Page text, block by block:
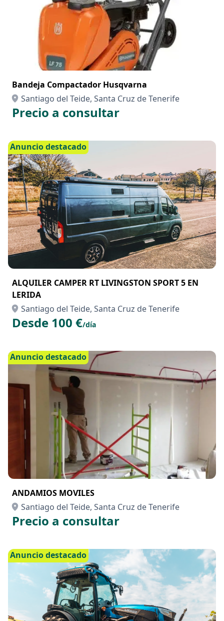
Bandeja Compactador Husqvarna
Santiago del Teide, Santa Cruz de Tenerife
Precio a consultar
Anuncio destacado
ALQUILER CAMPER RT LIVINGSTON SPORT 5 EN
LERIDA
Santiago del Teide, Santa Cruz de Tenerife
Desde 100 €/día
Anuncio destacado
ANDAMIOS MOVILES
Santiago del Teide, Santa Cruz de Tenerife
Precio a consultar
Anuncio destacado